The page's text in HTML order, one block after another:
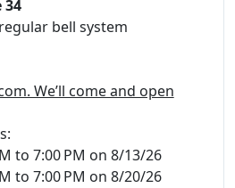
34
bell system
We’ll come and open
to 7:00 PM on 8/13/26
to 7:00 PM on 8/20/26